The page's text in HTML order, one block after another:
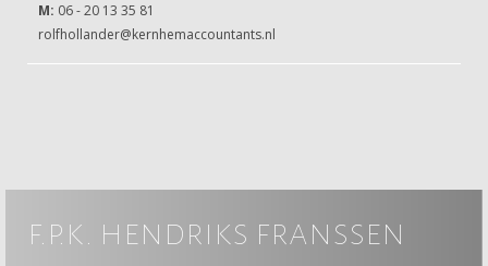
M: 06 - 20 13 35 81
rolfhollander@kernhemaccountants.nl
f.p.k. hendriks franssen